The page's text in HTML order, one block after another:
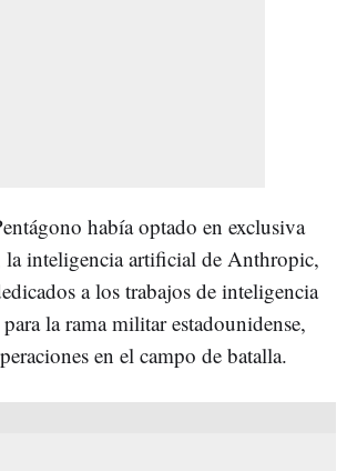
había optado en exclusiva
la inteligencia artificial de Anthropic,
a los trabajos de inteligencia
la rama militar estadounidense,
en el campo de batalla.